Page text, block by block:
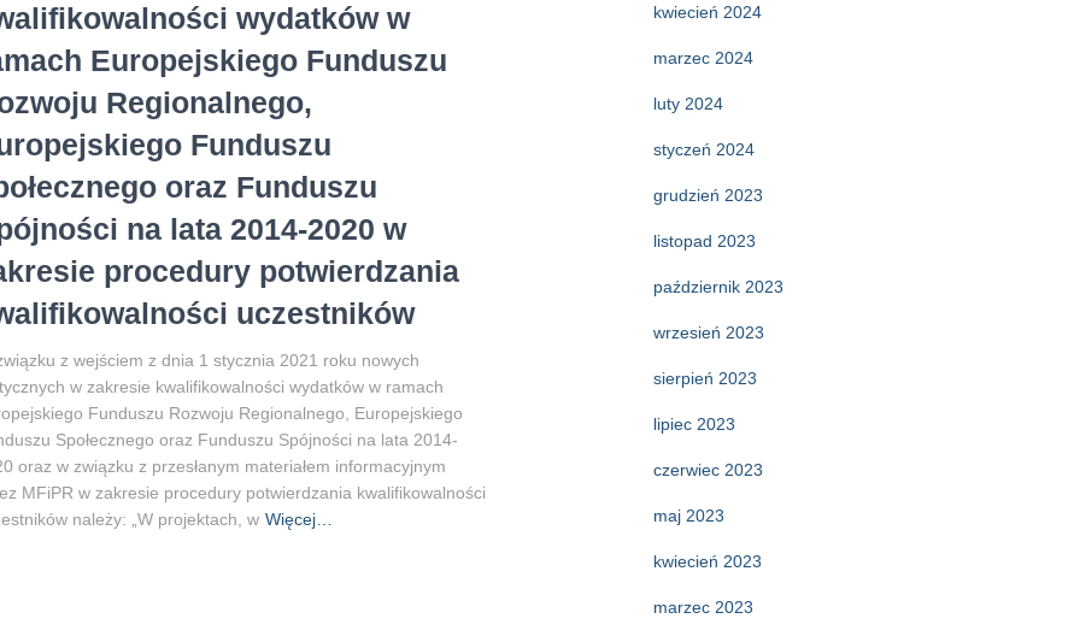
wydatków w
Europejskiego Funduszu
Regionalnego,
Funduszu
oraz Funduszu
na lata 2014-2020 w
procedury potwierdzania
uczestników
z wejściem z dnia 1 stycznia 2021 roku nowych
w zakresie kwalifikowalności wydatków w ramach
Funduszu Rozwoju Regionalnego, Europejskiego
Społecznego oraz Funduszu Spójności na lata 2014-
oraz w związku z przesłanym materiałem informacyjnym
MFiPR w zakresie procedury potwierdzania kwalifikowalności
należy: „W projektach, w Więcej…
kwiecień 2024
marzec 2024
luty 2024
styczeń 2024
grudzień 2023
listopad 2023
październik 2023
wrzesień 2023
sierpień 2023
lipiec 2023
czerwiec 2023
maj 2023
kwiecień 2023
marzec 2023